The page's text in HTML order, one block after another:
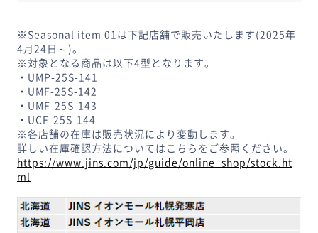
※Seasonal item 01は下記店舗で販売いたします(2025年
4月24日～)。
※対象となる商品は以下4型となります。
・UMP-25S-141
・UMF-25S-142
・UMF-25S-143
・UCF-25S-144
※各店舗の在庫は販売状況により変動します。
詳しい在庫確認方法についてはこちらをご参照ください。
https://www.jins.com/jp/guide/online_shop/stock.ht
ml